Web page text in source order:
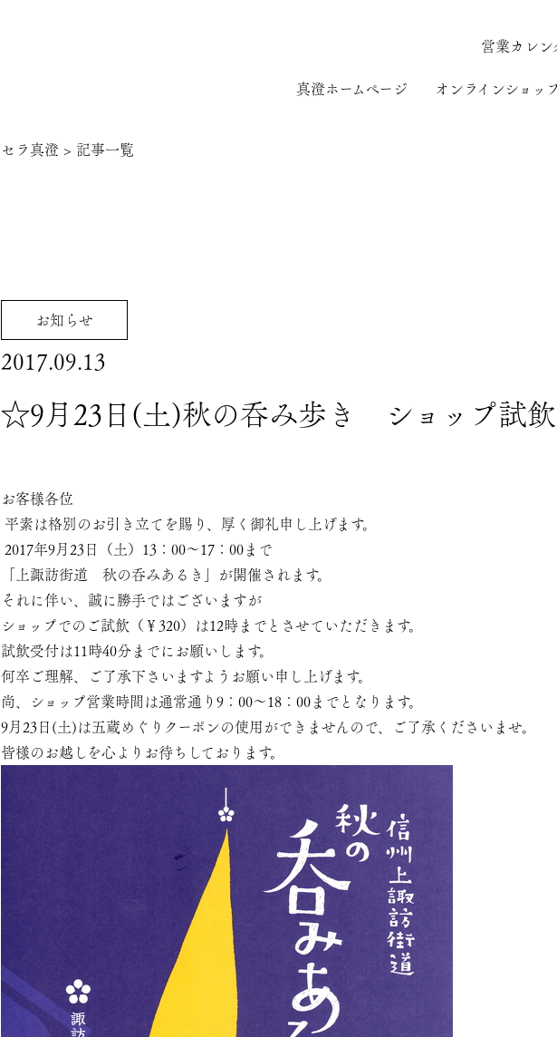
営業カレン
真澄ホームページ オンラインショッ
セラ真澄 > 記事一覧
お知らせ
2017.09.13
☆9月23日(土)秋の呑み歩き ショップ試
お客様各位
平素は格別のお引き立てを賜り、厚く御礼申し上げます。
2017年9月23日（土）13：00～17：00まで
「上諏訪街道 秋の呑みあるき」が開催されます。
それに伴い、誠に勝手ではございますが
ショップでのご試飲（￥320）は12時までとさせていただきます。
試飲受付は11時40分までにお願いします。
何卒ご理解、ご了承下さいますようお願い申し上げます。
尚、ショップ営業時間は通常通り9：00～18：00までとなります。
9月23日(土)は五蔵めぐりクーポンの使用ができませんので、ご了承くださいませ。
皆様のお越しを心よりお待ちしております。